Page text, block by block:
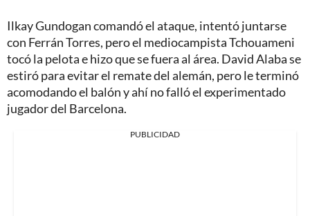
Ilkay Gundogan comandó el ataque, intentó juntarse
con Ferrán Torres, pero el mediocampista Tchouameni
tocó la pelota e hizo que se fuera al área. David Alaba se
estiró para evitar el remate del alemán, pero le terminó
acomodando el balón y ahí no falló el experimentado
jugador del Barcelona.
PUBLICIDAD